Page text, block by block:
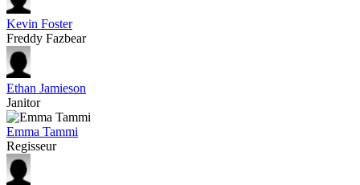
Kevin Foster
Freddy Fazbear
Ethan Jamieson
Janitor
Emma Tammi
Regisseur